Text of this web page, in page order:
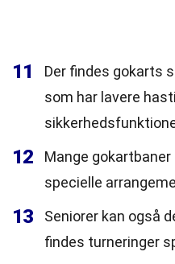
11
Der findes gokarts
som har lavere
12
Mange
specielle
13
Seniorer kan også
findes turneringer